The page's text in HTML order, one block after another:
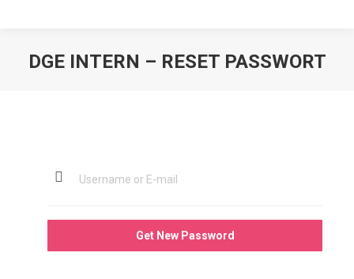
DGE INTERN – RESET PASSWORT